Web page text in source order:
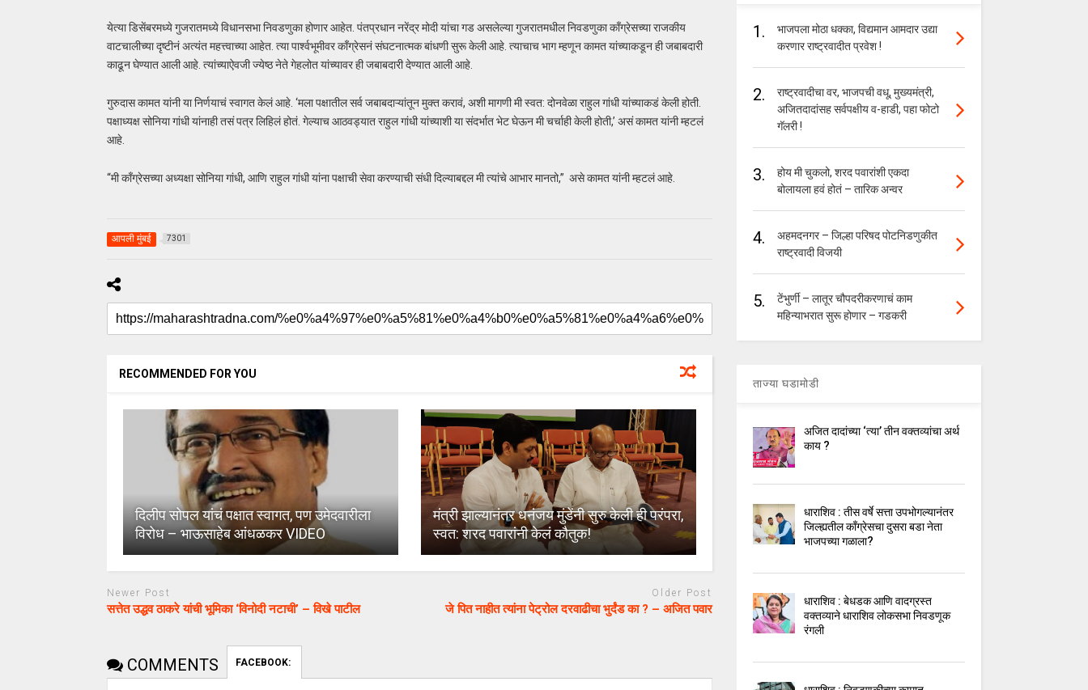
येत्या डिसेंबरमध्ये गुजरातमध्ये विधानसभा निवडणुका होणार आहेत. पंतप्रधान नरेंद्र मोदी यांचा गड असलेल्या गुजरातमधील निवडणुका काँग्रेसच्या राजकीय
वाटचालीच्या दृष्टीनं अत्यंत महत्त्वाच्या आहेत. त्या पार्श्वभूमीवर काँग्रेसनं संघटनात्मक बांधणी सुरू केली आहे. त्याचाच भाग म्हणून कामत यांच्याकडून ही जबाबदारी
काढून घेण्यात आली आहे. त्यांच्याऐवजी ज्येष्ठ नेते गेहलोत यांच्यावर ही जबाबदारी देण्यात आली आहे.
गुरुदास कामत यांनी या निर्णयाचं स्वागत केलं आहे. ‘मला पक्षातील सर्व जबाबदाऱ्यांतून मुक्त करावं, अशी मागणी मी स्वत: दोनवेळा राहुल गांधी यांच्याकडं केली होती.
पक्षाध्यक्ष सोनिया गांधी यांनाही तसं पत्र लिहिलं होतं. गेल्याच आठवड्यात राहुल गांधी यांच्याशी या संदर्भात भेट घेऊन मी चर्चाही केली होती,’ असं कामत यांनी म्हटलं
आहे.
“मी काँग्रेसच्या अध्यक्षा सोनिया गांधी, आणि राहुल गांधी यांना पक्षाची सेवा करण्याची संधी दिल्याबद्दल मी त्यांचे आभार मानतो,” असे कामत यांनी म्हटलं आहे.
आपली मुंबई 7301
RECOMMENDED FOR YOU
दिलीप सोपल यांचं पक्षात स्वागत, पण उमेदवारीला
विरोध – भाऊसाहेब आंधळकर VIDEO
मंत्री झाल्यानंतर धनंजय मुंडेंनी सुरु केली ही परंपरा,
स्वत: शरद पवारांनी केलं कौतुक!
Newer Post
सत्तेत उद्धव ठाकरे यांची भूमिका ‘विनोदी नटाची’ – विखे पाटील
Older Post
जे पित नाहीत त्यांना पेट्रोल दरवाढीचा भुर्दंड का ? – अजित पवार
COMMENTS FACEBOOK:
1.
भाजपला मोठा धक्का, विद्यमान आमदार उद्या
करणार राष्ट्रवादीत प्रवेश !
2.
राष्ट्रवादीचा वर, भाजपची वधू, मुख्यमंत्री,
अजितदादांसह सर्वपक्षीय व-हाडी, पहा फोटो
गॅलरी !
3.
होय मी चुकलो, शरद पवारांशी एकदा
बोलायला हवं होतं – तारिक अन्वर
4.
अहमदनगर – जिल्हा परिषद पोटनिडणुकीत
राष्ट्रवादी विजयी
5.
टेंभुर्णी – लातूर चौपदरीकरणाचं काम
महिन्याभरात सुरू होणार – गडकरी
ताज्या घडामोडी
अजित दादांच्या ‘त्या’ तीन वक्तव्यांचा अर्थ
काय ?
धाराशिव : तीस वर्षे सत्ता उपभोगल्यानंतर
जिल्ह्यतील कॉंग्रेसचा दुसरा बडा नेता
भाजपच्या गळाला?
धाराशिव : बेधडक आणि वादग्रस्त
वक्तव्याने धाराशिव लोकसभा निवडणूक
रंगली